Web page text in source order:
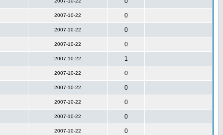
2007-10-22 0
2007-10-22 0
2007-10-22 0
2007-10-22 1
2007-10-22 0
2007-10-22 0
2007-10-22 0
2007-10-22 0
2007-10-22 0